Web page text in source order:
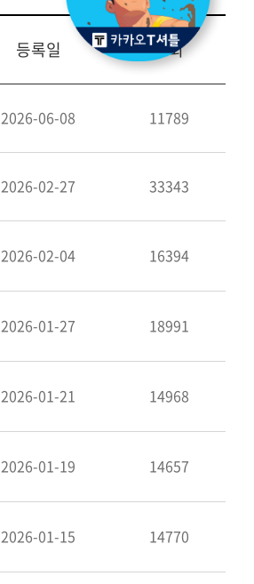
등록일 조회
2026-06-08 11789
2026-02-27 33343
2026-02-04 16394
2026-01-27 18991
2026-01-21 14968
2026-01-19 14657
2026-01-15 14770